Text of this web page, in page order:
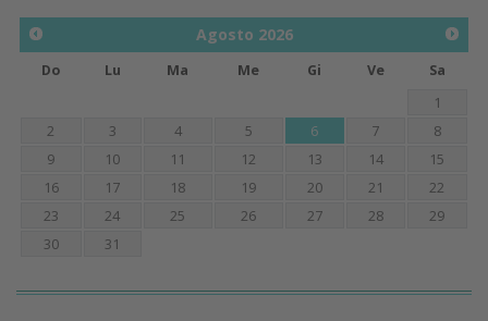
Agosto 2026
Do Lu Ma Me Gi Ve
Sa
1
2
3 4 5 6 7
8
9
10 11 12 13 14
15
16
17 18 19 20 21
22
23
24 25 26 27 28
29
30
31